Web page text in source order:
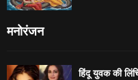
मनोरंजन
हिंदू युवक की